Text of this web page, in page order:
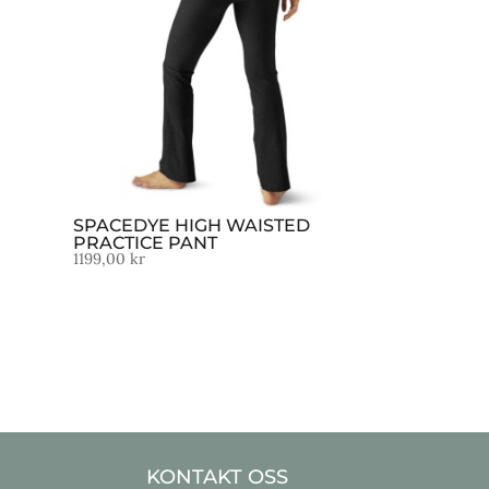
SPACEDYE HIGH WAISTED
PRACTICE PANT
1199,00kr
KONTAKT OSS